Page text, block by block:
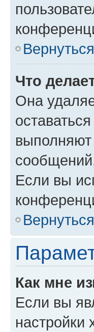
Что
Она
выполняют
Если вы
Как мне
Если вы
настройки